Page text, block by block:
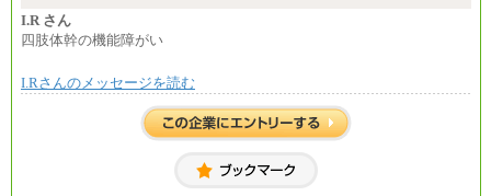
I.R さん
四肢体幹の機能障がい
I.Rさんのメッセージを読む